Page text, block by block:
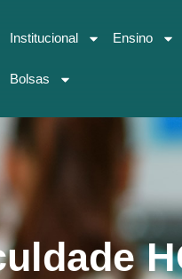
Institucional Ensino
Bolsas